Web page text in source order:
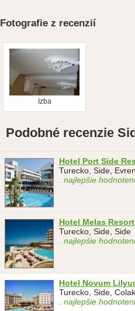
Fotografie z recenzií
Izba
Podobné recenzie
Hotel Port Side
Turecko, Side,
. najlepšie
Hotel Melas
Turecko, Side, Side
. najlepšie
Hotel Novum
Turecko, Side,
. najlepšie